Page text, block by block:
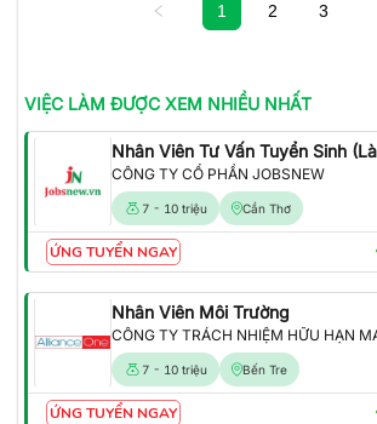
1 2 3
VIỆC LÀM ĐƯỢC XEM NHIỀU NHẤT
CÔNG TY CỔ PHẦN JOBSNEW
7 - 10 triệu Cần Thơ
ỨNG TUYỂN NGAY
Nhân Viên Môi Trường
7 - 10 triệu Bến Tre
ỨNG TUYỂN NGAY